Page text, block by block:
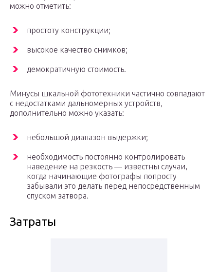
можно отметить:
простоту конструкции;
высокое качество снимков;
демократичную стоимость.
Минусы шкальной фототехники частично совпадают
с недостатками дальномерных устройств,
дополнительно можно указать:
небольшой диапазон выдержки;
необходимость постоянно контролировать
наведение на резкость — известны случаи,
когда начинающие фотографы попросту
забывали это делать перед непосредственным
спуском затвора.
Затраты